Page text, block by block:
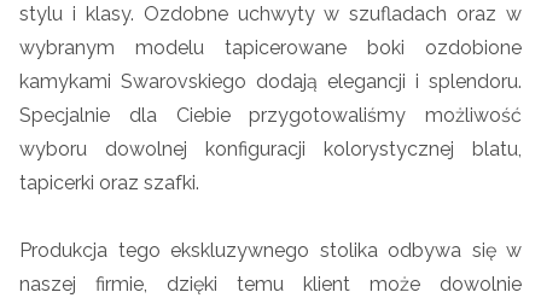
stylu i klasy. Ozdobne uchwyty w szufladach oraz w
wybranym modelu tapicerowane boki ozdobione
kamykami Swarovskiego dodają elegancji i splendoru.
Specjalnie dla Ciebie przygotowaliśmy możliwość
wyboru dowolnej konfiguracji kolorystycznej blatu,
tapicerki oraz szafki.
Produkcja tego ekskluzywnego stolika odbywa się w
naszej firmie, dzięki temu klient może dowolnie